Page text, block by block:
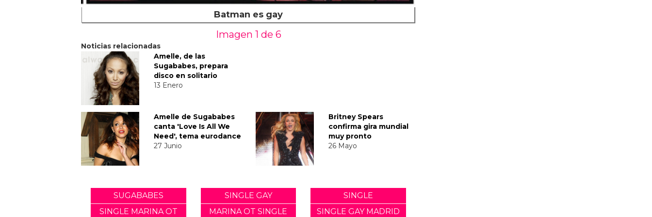
Batman es gay
Imagen 1 de 6
Noticias relacionadas
Amelle, de las
Sugababes, prepara
disco en solitario
13 Enero
Amelle de Sugababes
canta 'Love Is All We
Need', tema eurodance
27 Junio
Britney Spears
confirma gira mundial
muy pronto
26 Mayo
SUGABABES SINGLE GAY
SINGLE
SINGLE MARINA OT
MARINA OT SINGLE SINGLE GAY MADRID